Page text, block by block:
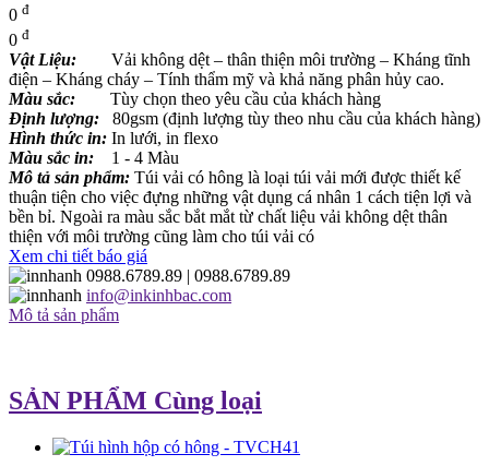
0 đ
0 đ
Vật Liệu: Vải không dệt – thân thiện môi trường – Kháng tĩnh
điện – Kháng cháy – Tính thẩm mỹ và khả năng phân hủy cao.
Màu sắc: Tùy chọn theo yêu cầu của khách hàng
Định lượng: 80gsm (định lượng tùy theo nhu cầu của khách hàng)
Hình thức in: In lưới, in flexo
Màu sắc in:
1 - 4 Màu
Mô tả sản phẩm: Túi vải có hông là loại túi vải mới được thiết kế
thuận tiện cho việc đựng những vật dụng cá nhân 1 cách tiện lợi và
bền bỉ. Ngoài ra màu sắc bắt mắt từ chất liệu vải không dệt thân
thiện với môi trường cũng làm cho túi vải có
Xem chi tiết báo giá
0988.6789.89 | 0988.6789.89
info@inkinhbac.com
Mô tả sản phẩm
SẢN PHẨM Cùng loại